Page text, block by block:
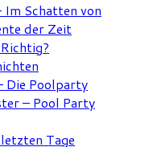
Schatten von
der Zeit
Die Poolparty
– Pool Party
Tage